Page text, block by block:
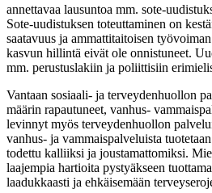
annettavaa lausuntoa mm. sote-
Sote-uudistuksen toteuttaminen on
saatavuus ja ammattitaitoisen
kasvun hillintä eivät ole onnistuneet.
mm. perustuslakiin ja poliittisiin
Vantaan sosiaali- ja terveydenhuollon
määrin rapautuneet, vanhus-
levinnyt myös terveydenhuollon
vanhus- ja vammaispalveluista
todettu kalliiksi ja joustamattomiksi.
laajempia hartioita pystyäkseen
laadukkaasti ja ehkäisemään